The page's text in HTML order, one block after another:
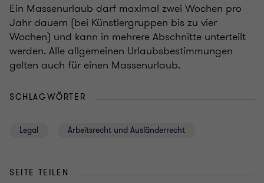
Ein Massenurlaub darf maximal zwei Wochen pro
Jahr dauern (bei Künstlergruppen bis zu vier
Wochen) und kann in mehrere Abschnitte unterteilt
werden. Alle allgemeinen Urlaubsbestimmungen
gelten auch für einen Massenurlaub.
SCHLAGWÖRTER
Legal Arbeitsrecht und Ausländerrecht
SEITE TEILEN